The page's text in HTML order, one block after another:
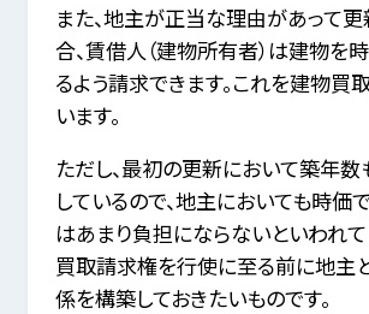
また、地主が正当な理由があって
合、賃借人（建物所有者）は建物を
るよう請求できます。これを建物買
います。
ただし、最初の更新において築年
しているので、地主においても時価
はあまり負担にならないといわれて
買取請求権を行使に至る前に地主
係を構築しておきたいものです。